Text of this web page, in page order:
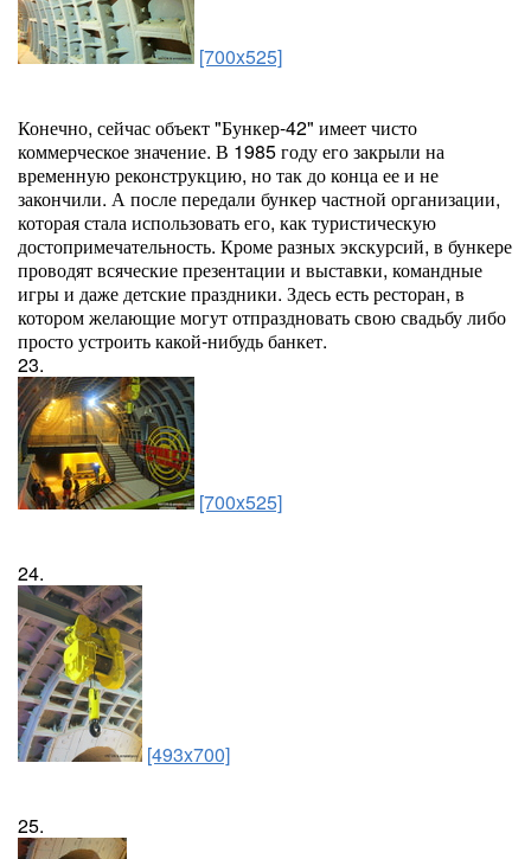
[700x525]
Конечно, сейчас объект "Бункер-42" имеет чисто
коммерческое значение. В 1985 году его закрыли на
временную реконструкцию, но так до конца ее и не
закончили. А после передали бункер частной организации,
которая стала использовать его, как туристическую
достопримечательность. Кроме разных экскурсий, в бункере
проводят всяческие презентации и выставки, командные
игры и даже детские праздники. Здесь есть ресторан, в
котором желающие могут отпраздновать свою свадьбу либо
просто устроить какой-нибудь банкет.
23.
[700x525]
24.
[493x700]
25.